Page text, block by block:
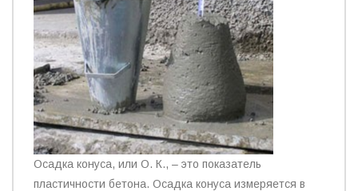
Осадка конуса, или О. К., – это показатель
пластичности бетона. Осадка конуса измеряется в